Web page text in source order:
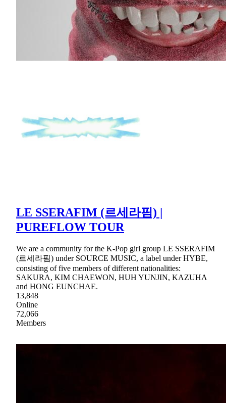
LE SSERAFIM (르세라핌) |
PUREFLOW TOUR
We are a community for the K-Pop girl group LE SSERAFIM
(르세라핌) under SOURCE MUSIC, a label under HYBE,
consisting of five members of different nationalities:
SAKURA, KIM CHAEWON, HUH YUNJIN, KAZUHA
and HONG EUNCHAE.
13,848
Online
72,066
Members